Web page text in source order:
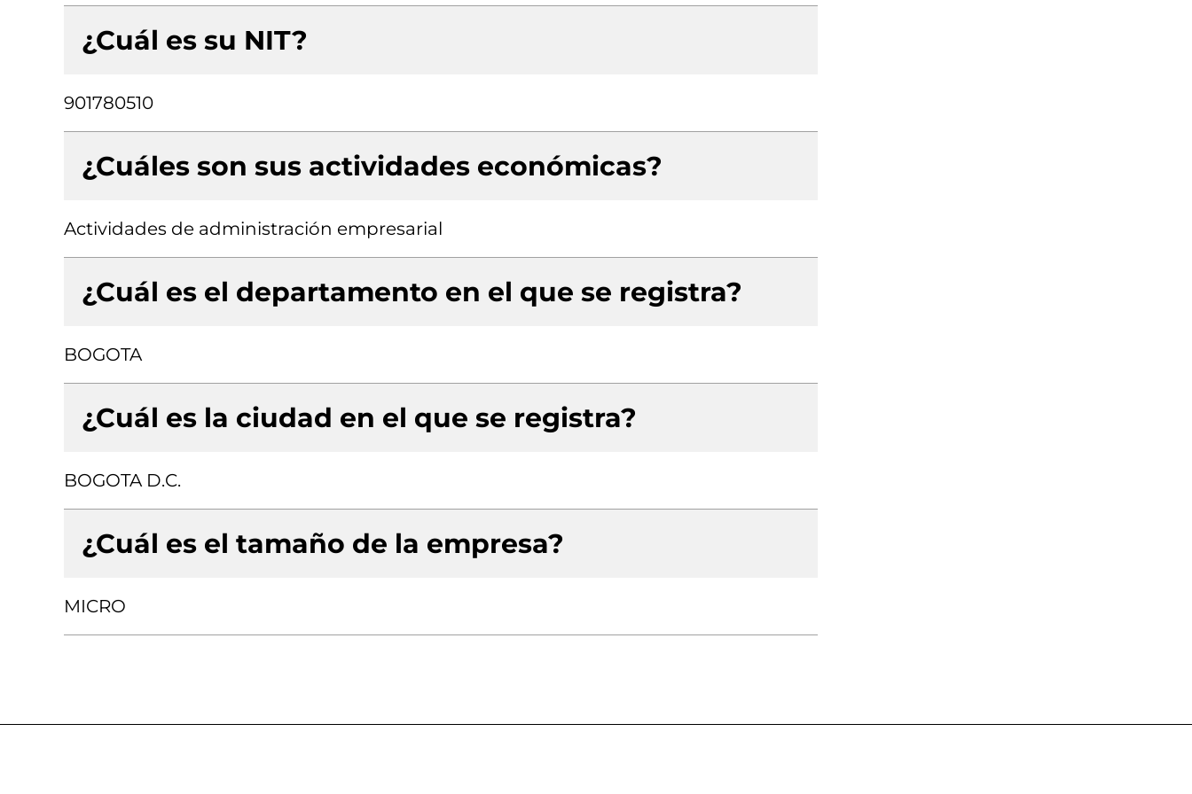
¿Cuál es su NIT?
901780510
¿Cuáles son sus actividades económicas?
Actividades de administración empresarial
¿Cuál es el departamento en el que se registra?
BOGOTA
¿Cuál es la ciudad en el que se registra?
BOGOTA D.C.
¿Cuál es el tamaño de la empresa?
MICRO